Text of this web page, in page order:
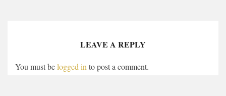
LEAVE A REPLY
You must belogged in to post a comment.